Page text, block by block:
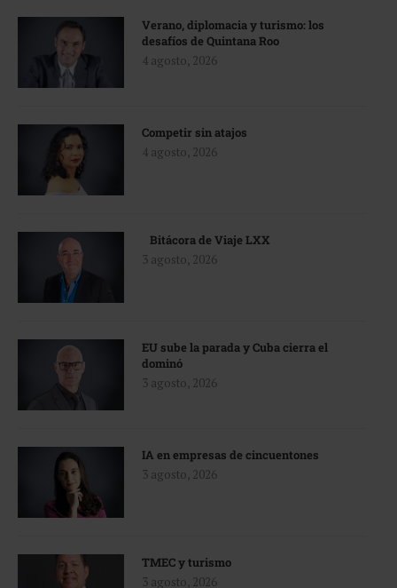
Verano, diplomacia y turismo: los
desafíos de Quintana Roo
4 agosto, 2026
Competir sin atajos
4 agosto, 2026
Bitácora de Viaje LXX
3 agosto, 2026
EU sube la parada y Cuba cierra el
dominó
3 agosto, 2026
IA en empresas de cincuentones
3 agosto, 2026
TMEC y turismo
3 agosto, 2026